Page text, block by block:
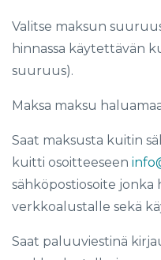
Valitse maksun
hinnassa käytettävän
suuruus).
Maksa maksu
Saat maksusta kuitin
kuitti osoitteeseen
sähköpostiosoite jonka
verkkoalustalle sekä
Saat paluuviestinä